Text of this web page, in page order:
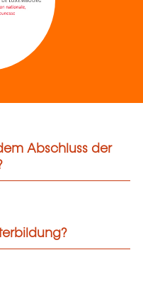
Abschluss der